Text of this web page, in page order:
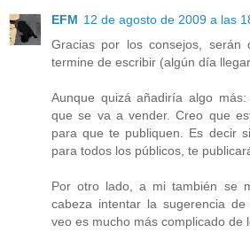
EFM 12 de agosto de 2009 a las
Gracias por los consejos, serán
termine de escribir (algún día
Aunque quizá añadiría algo
que se va a vender. Creo que
para que te publiquen. Es decir
para todos los públicos, te
Por otro lado, a mi también se
cabeza intentar la sugerencia
veo es mucho más complicado de